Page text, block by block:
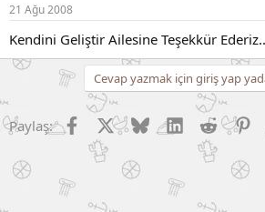
21 Ağu 2008
Kendini Geliştir Ailesine Teşekkür
Cevap yazmak için giriş yap
Paylaş: FacebookX (Twitter)
BlueskyLinkedInReddit